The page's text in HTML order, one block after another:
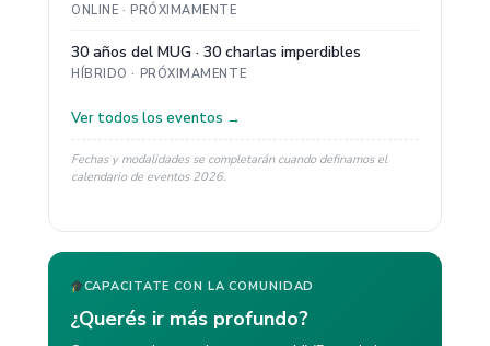
ONLINE · PRÓXIMAMENTE
30 años del MUG · 30 charlas imperdibles
HÍBRIDO · PRÓXIMAMENTE
Ver todos los eventos →
Fechas y modalidades se completarán cuando definamos el
calendario de eventos 2026.
CAPACITATE CON LA COMUNIDAD
¿Querés ir más profundo?